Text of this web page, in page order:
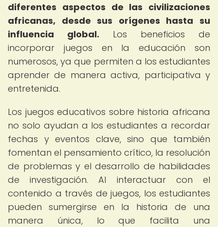
diferentes aspectos de las civilizaciones
africanas, desde sus orígenes hasta su
influencia global. Los beneficios de
incorporar juegos en la educación son
numerosos, ya que permiten a los estudiantes
aprender de manera activa, participativa y
entretenida.
Los juegos educativos sobre historia africana
no solo ayudan a los estudiantes a recordar
fechas y eventos clave, sino que también
fomentan el pensamiento crítico, la resolución
de problemas y el desarrollo de habilidades
de investigación. Al interactuar con el
contenido a través de juegos, los estudiantes
pueden sumergirse en la historia de una
manera única, lo que facilita una